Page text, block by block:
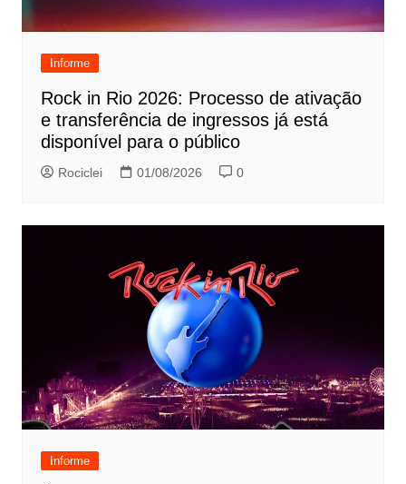
Informe
Rock in Rio 2026: Processo de ativação
e transferência de ingressos já está
disponível para o público
Rociclei 01/08/2026 0
Informe